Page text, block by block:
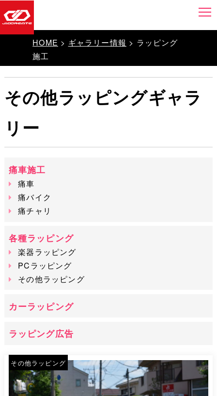
HOME > ギャラリー情報 > ラッピング
施工
その他ラッピングギャラ
リー
痛車施工
痛車
痛バイク
痛チャリ
各種ラッピング
楽器ラッピング
PCラッピング
その他ラッピング
カーラッピング
ラッピング広告
その他ラッピング